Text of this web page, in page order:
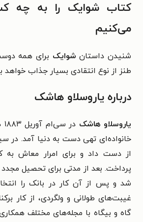
کتاب شوایک را به چه
می‌کنیم
شنیدن داستان شوایک برای همه
طنز از نوع انتقادی بسیار جذاب خواهد
درباره‌ یاروسلاو هاشک
یاروسلاو هاشک
خانواده‌ای تهی دست به دنیا آمد. در
از دست داد و برای امرار معاش به
پرداخت. بعد از مدتی برای تحصیل مجدد
شد و پس از آن کار در بانک را
غیبت‌های طولانی و ولگردی، از کار
گاه و بیگاه با مجله‌های مختلف